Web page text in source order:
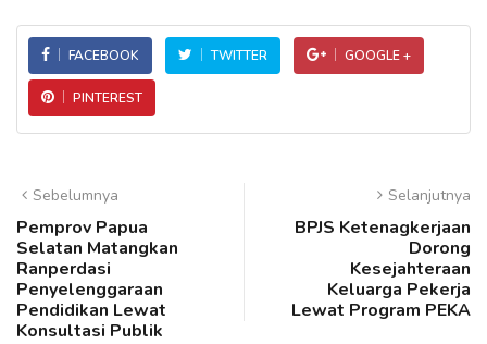
FACEBOOK TWITTER GOOGLE +
PINTEREST
Sebelumnya
Pemprov Papua
Selatan Matangkan
Ranperdasi
Penyelenggaraan
Pendidikan Lewat
Konsultasi Publik
Selanjutnya
BPJS Ketenagkerjaan
Dorong
Kesejahteraan
Keluarga Pekerja
Lewat Program PEKA